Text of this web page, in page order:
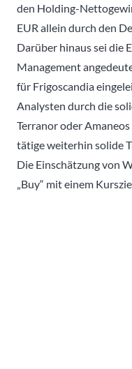
den Holding-
EUR allein durch den
Darüber hinaus sei die
Management
für Frigoscandia
Analysten durch die
Terranor oder
tätige weiterhin solide
Die Einschätzung von
„Buy“ mit einem